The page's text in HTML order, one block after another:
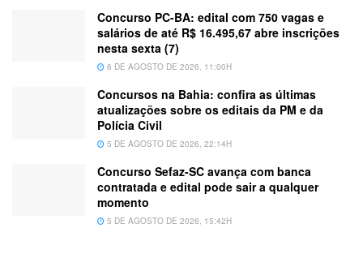
Concurso PC-BA: edital com 750 vagas e
salários de até R$ 16.495,67 abre inscrições
nesta sexta (7)
6 DE AGOSTO DE 2026, 11:00H
Concursos na Bahia: confira as últimas
atualizações sobre os editais da PM e da
Polícia Civil
5 DE AGOSTO DE 2026, 22:14H
Concurso Sefaz-SC avança com banca
contratada e edital pode sair a qualquer
momento
5 DE AGOSTO DE 2026, 15:42H